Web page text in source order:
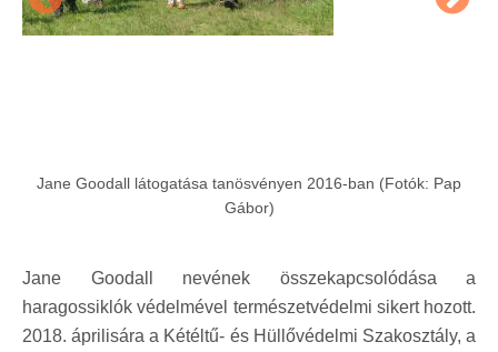
Jane Goodall látogatása tanösvényen 2016-ban (Fotók: Pap
Gábor)
Jane Goodall nevének összekapcsolódása a
haragossiklók védelmével természetvédelmi sikert hozott.
2018. áprilisára a Kétéltű- és Hüllővédelmi Szakosztály, a